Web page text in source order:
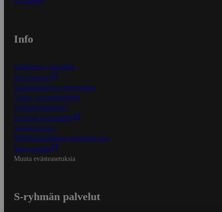
Info
S-Business yrityksille
Oiva-raportit
Osuuskauppojen yhteystiedot
Tilaus- ja toimitusehdot
Tietosuojakäytäntö
Palvelun käyttöehdot
Saavutettavuus
Mobiilisovelluksen saavutettavuus
Mainostajalle
Muuta evästeasetuksia
S-ryhmän palvelut